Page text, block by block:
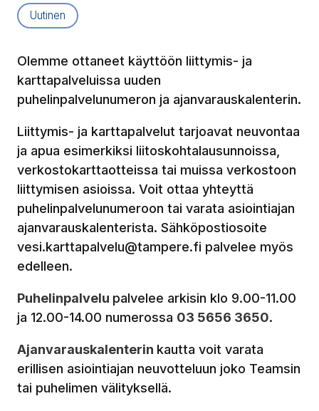
Artikkelityyppi:
Uutinen
Olemme ottaneet käyttöön liittymis- ja
karttapalveluissa uuden
puhelinpalvelunumeron ja ajanvarauskalenterin.
Liittymis- ja karttapalvelut tarjoavat neuvontaa
ja apua esimerkiksi liitoskohtalausunnoissa,
verkostokarttaotteissa tai muissa verkostoon
liittymisen asioissa. Voit ottaa yhteyttä
puhelinpalvelunumeroon tai varata asiointiajan
ajanvarauskalenterista. Sähköpostiosoite
vesi.karttapalvelu@tampere.fi palvelee myös
edelleen.
Puhelinpalvelu palvelee arkisin klo 9.00-11.00
ja 12.00-14.00 numerossa 03 5656 3650.
Ajanvarauskalenterin kautta voit varata
erillisen asiointiajan neuvotteluun joko Teamsin
tai puhelimen välityksellä.